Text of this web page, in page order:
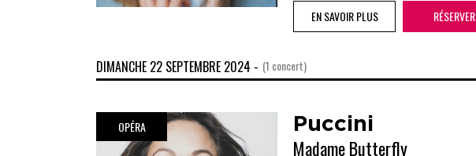
EN SAVOIR PLUS RÉSERVER
DIMANCHE 22 SEPTEMBRE 2024 - (1 concert)
OPÉRA Puccini
Madame Butterfly